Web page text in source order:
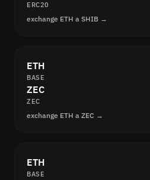
ERC20
exchange ETH a SHIB →
ETH
BASE
ZEC
ZEC
exchange ETH a ZEC →
ETH
BASE